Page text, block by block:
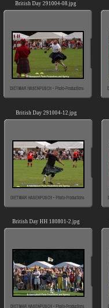
British Day 291004-08.jpg
British Day 291004-12.jpg
British Day HH 180801-2.jpg